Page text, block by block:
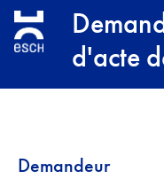
Aller au contenu principal
d'acte
Demandeur